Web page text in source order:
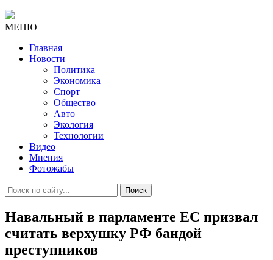
МЕНЮ
Главная
Новости
Политика
Экономика
Спорт
Общество
Авто
Экология
Технологии
Видео
Мнения
Фотожабы
Поиск
Навальный в парламенте ЕС призвал
считать верхушку РФ бандой
преступников